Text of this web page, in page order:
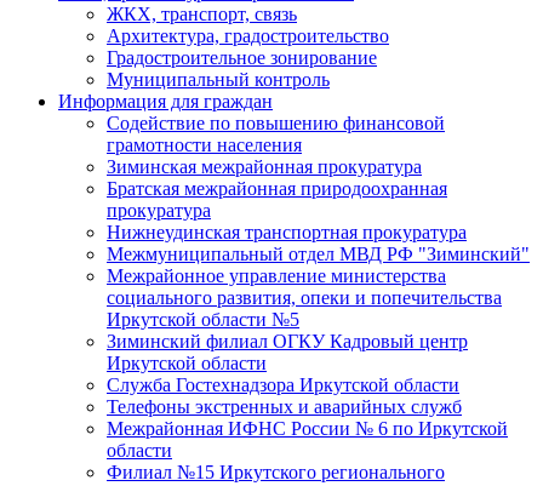
ЖКХ, транспорт, связь
Архитектура, градостроительство
Градостроительное зонирование
Муниципальный контроль
Информация для граждан
Содействие по повышению финансовой
грамотности населения
Зиминская межрайонная прокуратура
Братская межрайонная природоохранная
прокуратура
Нижнеудинская транспортная прокуратура
Межмуниципальный отдел МВД РФ "Зиминский"
Межрайонное управление министерства
социального развития, опеки и попечительства
Иркутской области №5
Зиминский филиал ОГКУ Кадровый центр
Иркутской области
Служба Гостехнадзора Иркутской области
Телефоны экстренных и аварийных служб
Межрайонная ИФНС России № 6 по Иркутской
области
Филиал №15 Иркутского регионального